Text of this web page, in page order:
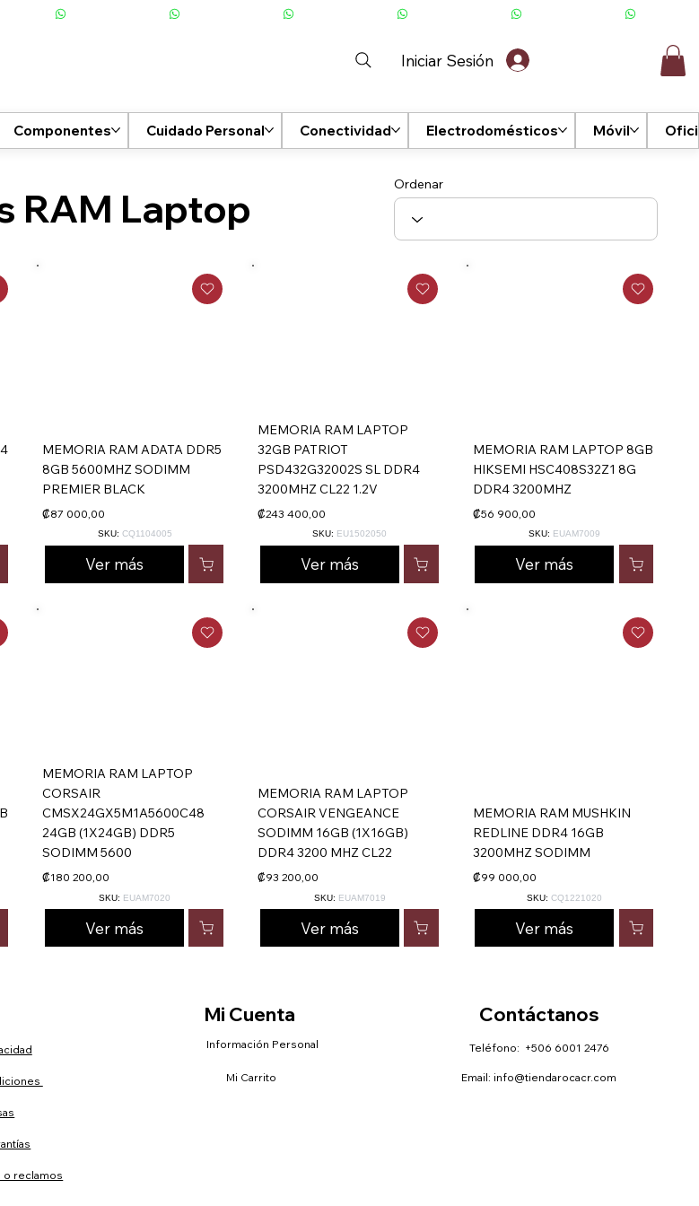
Iniciar Sesión
Componentes Cuidado Personal Conectividad Electrodomésticos Móvil
MEMORIA RAM ADATA DDR5
8GB 5600MHZ SODIMM
PREMIER BLACK
₡87 000,00
Ver más
SKU: CQ1104005
MEMORIA RAM LAPTOP
32GB PATRIOT
PSD432G32002S SL DDR4
3200MHZ CL22 1.2V
₡243 400,00
Ver más
SKU: EU1502050
MEMORIA RAM LAPTOP 8GB
HIKSEMI HSC408S32Z1 8G
DDR4 3200MHZ
₡56 900,00
Ver más
SKU: EUAM7009
MEMORIA RAM LAPTOP
CORSAIR
CMSX24GX5M1A5600C48
24GB (1X24GB) DDR5
SODIMM 5600
₡180 200,00
Ver más
SKU: EUAM7020
MEMORIA RAM LAPTOP
CORSAIR VENGEANCE
SODIMM 16GB (1X16GB)
DDR4 3200 MHZ CL22
₡93 200,00
Ver más
SKU: EUAM7019
MEMORIA RAM MUSHKIN
REDLINE DDR4 16GB
3200MHZ SODIMM
₡99 000,00
Ver más
SKU:CQ1221020
RAM Laptop
Ordenar
o reclamos
Mi Cuenta
Información Personal
Mi Carrito
Contáctanos
Teléfono: +506 6001 2476
Email: info@tiendarocacr.com